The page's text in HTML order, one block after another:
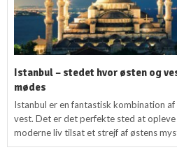
Istanbul – stedet hvor østen og
mødes
Istanbul er en fantastisk kombination
vest. Det er det perfekte sted at
moderne liv tilsat et strejf af østens